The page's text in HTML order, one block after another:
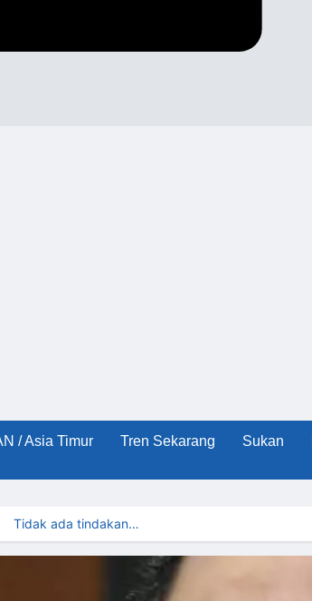
/ Asia Timur Tren Sekarang Sukan
Tidak ada tindakan…